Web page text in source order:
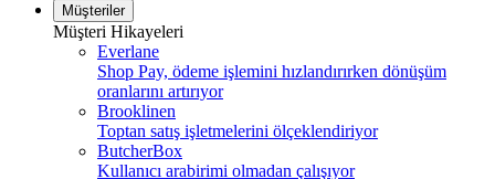
Müşteriler
Müşteri Hikayeleri
Everlane
Shop Pay, ödeme işlemini hızlandırırken dönüşüm
oranlarını artırıyor
Brooklinen
Toptan satış işletmelerini ölçeklendiriyor
ButcherBox
Kullanıcı arabirimi olmadan çalışıyor